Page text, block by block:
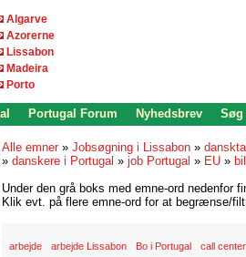
Algarve
Azorerne
Lissabon
Madeira
Porto
Portugal Forum Nyhedsbrev Søg
Alle emner » Jobsøgning i Lissabon »
» danskere i Portugal » job Portugal » EU »
Under den grå boks med emne-ord nedenfor
Klik evt. på flere emne-ord for at begrænse/
arbejde arbejde Lissabon Bo i Portugal call center